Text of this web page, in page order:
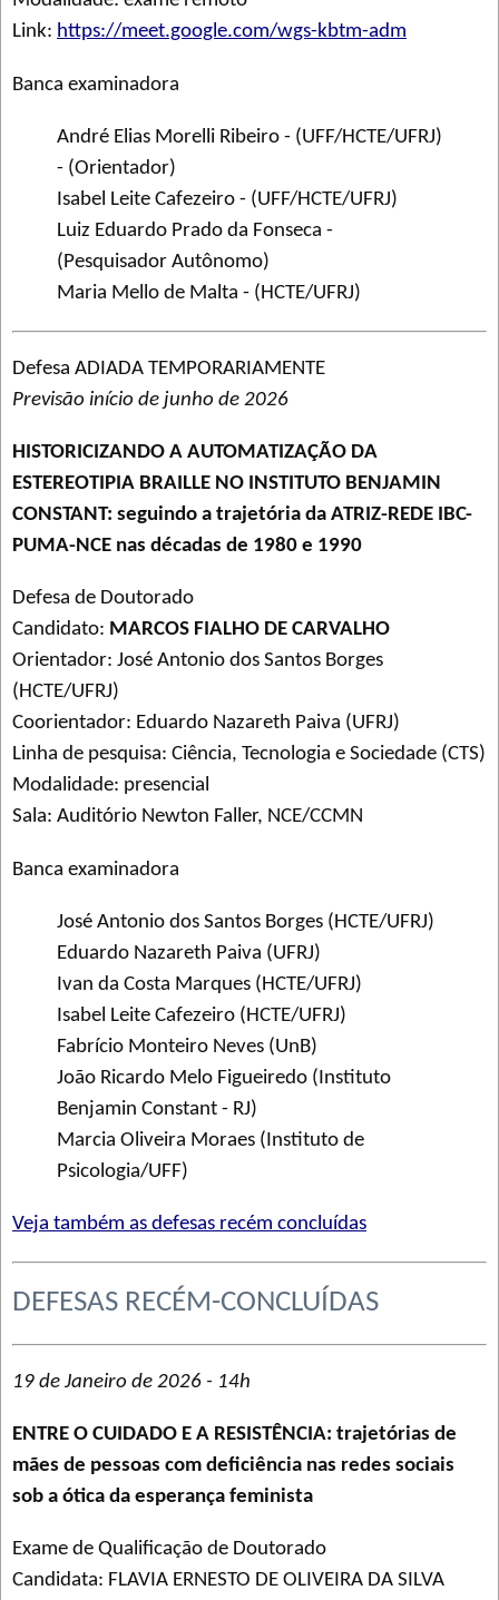
Link: https://meet.google.com/wgs-kbtm-adm
Banca examinadora
André Elias Morelli Ribeiro - (UFF/HCTE/UFRJ)
- (Orientador)
Isabel Leite Cafezeiro - (UFF/HCTE/UFRJ)
Luiz Eduardo Prado da Fonseca -
(Pesquisador Autônomo)
Maria Mello de Malta - (HCTE/UFRJ)
Defesa ADIADA TEMPORARIAMENTE
Previsão início de junho de 2026
HISTORICIZANDO A AUTOMATIZAÇÃO DA
ESTEREOTIPIA BRAILLE NO INSTITUTO BENJAMIN
CONSTANT: seguindo a trajetória da ATRIZ-REDE IBC-
PUMA-NCE nas décadas de 1980 e 1990
Defesa de Doutorado
Candidato: MARCOS FIALHO DE CARVALHO
Orientador: José Antonio dos Santos Borges
(HCTE/UFRJ)
Coorientador: Eduardo Nazareth Paiva (UFRJ)
Linha de pesquisa: Ciência, Tecnologia e Sociedade (CTS)
Modalidade: presencial
Sala: Auditório Newton Faller, NCE/CCMN
Banca examinadora
José Antonio dos Santos Borges (HCTE/UFRJ)
Eduardo Nazareth Paiva (UFRJ)
Ivan da Costa Marques (HCTE/UFRJ)
Isabel Leite Cafezeiro (HCTE/UFRJ)
Fabrício Monteiro Neves (UnB)
João Ricardo Melo Figueiredo (Instituto
Benjamin Constant - RJ)
Marcia Oliveira Moraes (Instituto de
Psicologia/UFF)
Veja também as defesas recém concluídas
DEFESAS RECÉM-CONCLUÍDAS
19 de Janeiro de 2026 - 14h
ENTRE O CUIDADO E A RESISTÊNCIA: trajetórias de
mães de pessoas com deficiência nas redes sociais
sob a ótica da esperança feminista
Exame de Qualificação de Doutorado
Candidata: FLAVIA ERNESTO DE OLIVEIRA DA SILVA